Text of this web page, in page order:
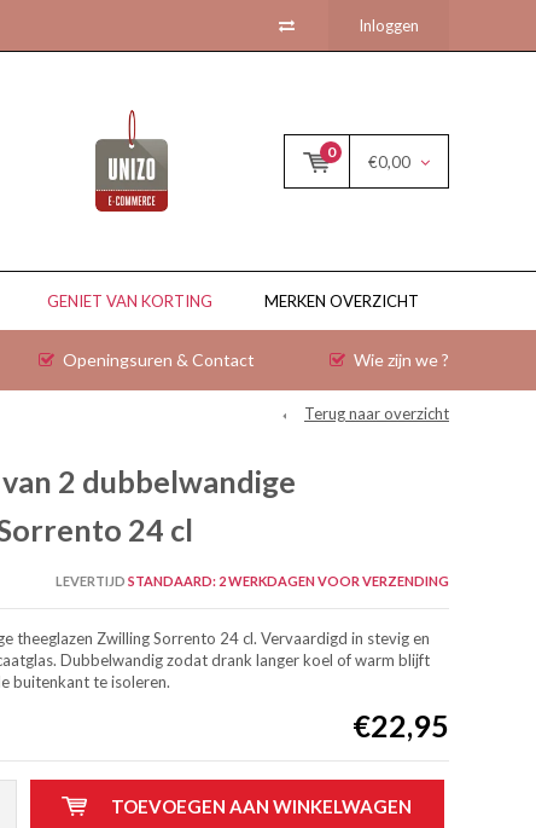
Inloggen
0
€0,00
GENIET VAN KORTING MERKEN OVERZICHT
Openingsuren & Contact Wie zijn we ?
Terug naar overzicht
2 dubbelwandige
24 cl
LEVERTIJD STANDAARD: 2 WERKDAGEN VOOR VERZENDING
theeglazen Zwilling Sorrento 24 cl. Vervaardigd in stevig en
Dubbelwandig zodat drank langer koel of warm blijft
buitenkant te isoleren.
€22,95
TOEVOEGEN AAN WINKELWAGEN